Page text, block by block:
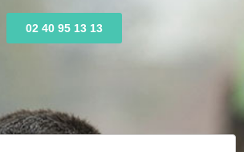
02 40 95 13 13